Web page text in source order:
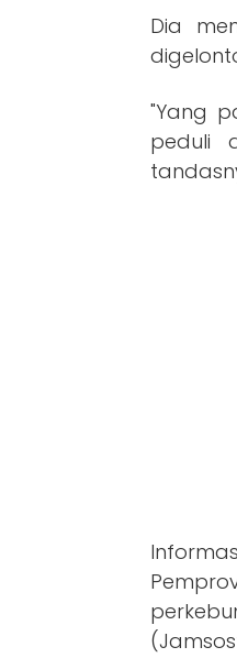
Dia
"Yang
peduli